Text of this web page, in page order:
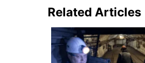
Related Articles